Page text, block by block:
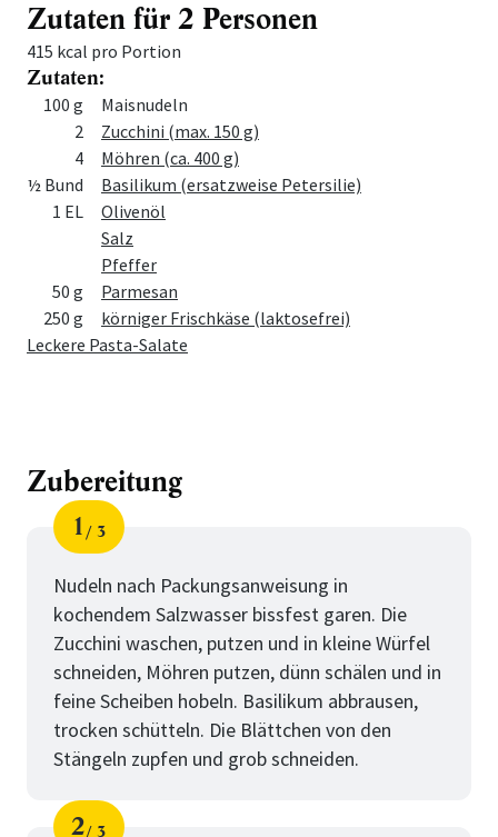
Zutaten für 2 Personen
415 kcal pro Portion
Zutaten:
MengeZutat
100 g
Maisnudeln
2
Zucchini (max. 150 g)
4
Möhren (ca. 400 g)
½ Bund
Basilikum (ersatzweise Petersilie)
1 EL
Olivenöl
Salz
Pfeffer
50 g
Parmesan
250 g
körniger Frischkäse (laktosefrei)
Leckere Pasta-Salate
Zubereitung
Schritt
1
von
3
Nudeln nach Packungsanweisung in
kochendem Salzwasser bissfest garen. Die
Zucchini waschen, putzen und in kleine Würfel
schneiden, Möhren putzen, dünn schälen und in
feine Scheiben hobeln. Basilikum abbrausen,
trocken schütteln. Die Blättchen von den
Stängeln zupfen und grob schneiden.
2 3